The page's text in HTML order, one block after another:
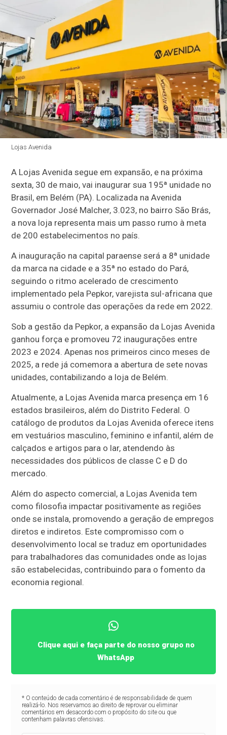
Lojas Avenida
A Lojas Avenida segue em expansão, e na próxima
sexta, 30 de maio, vai inaugurar sua 195ª unidade no
Brasil, em Belém (PA). Localizada na Avenida
Governador José Malcher, 3.023, no bairro São Brás,
a nova loja representa mais um passo rumo à meta
de 200 estabelecimentos no país.
A inauguração na capital paraense será a 8ª unidade
da marca na cidade e a 35ª no estado do Pará,
seguindo o ritmo acelerado de crescimento
implementado pela Pepkor, varejista sul-africana que
assumiu o controle das operações da rede em 2022.
Sob a gestão da Pepkor, a expansão da Lojas Avenida
ganhou força e promoveu 72 inaugurações entre
2023 e 2024. Apenas nos primeiros cinco meses de
2025, a rede já comemora a abertura de sete novas
unidades, contabilizando a loja de Belém.
Atualmente, a Lojas Avenida marca presença em 16
estados brasileiros, além do Distrito Federal. O
catálogo de produtos da Lojas Avenida oferece itens
em vestuários masculino, feminino e infantil, além de
calçados e artigos para o lar, atendendo às
necessidades dos públicos de classe C e D do
mercado.
Além do aspecto comercial, a Lojas Avenida tem
como filosofia impactar positivamente as regiões
onde se instala, promovendo a geração de empregos
diretos e indiretos. Este compromisso com o
desenvolvimento local se traduz em oportunidades
para trabalhadores das comunidades onde as lojas
são estabelecidas, contribuindo para o fomento da
economia regional.
Clique aqui e faça parte do nosso grupo no
WhatsApp
* O conteúdo de cada comentário é de responsabilidade de quem
realizá-lo. Nos reservamos ao direito de reprovar ou eliminar
comentários em desacordo com o propósito do site ou que
contenham palavras ofensivas.